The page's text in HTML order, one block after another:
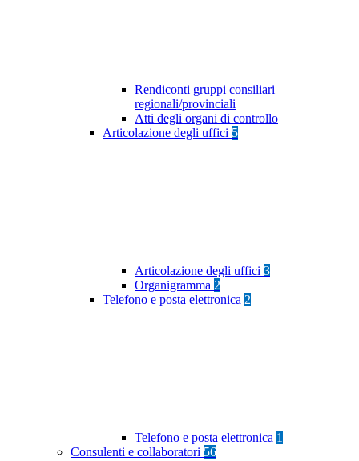
Rendiconti gruppi consiliari
regionali/provinciali
Atti degli organi di controllo
Articolazione degli uffici 5
Articolazione degli uffici 3
Organigramma 2
Telefono e posta elettronica 2
Telefono e posta elettronica 1
Consulenti e collaboratori 56